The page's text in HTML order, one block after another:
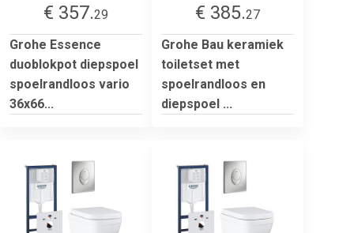
€ 357.29
Grohe Essence
duoblokpot diepspoel
spoelrandloos vario
36x66...
€ 385.27
Grohe Bau keramiek
toiletset met
spoelrandloos en
diepspoel ...